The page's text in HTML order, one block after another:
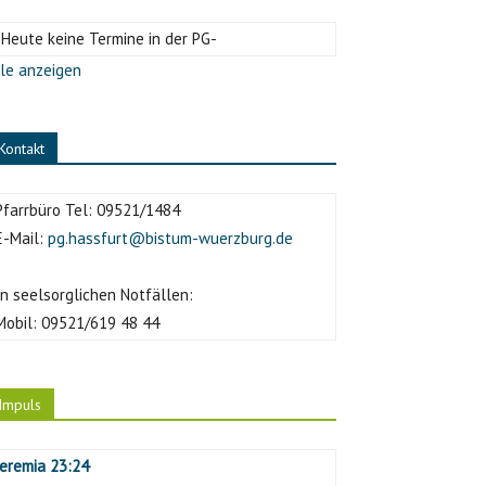
keine Termine in der PG-
anzeigen
Tel: 09521/1484
Mail: pg.hassfurt@bistum-wuerzburg.de
seelsorglichen Notfällen:
09521/619 48 44
23:24